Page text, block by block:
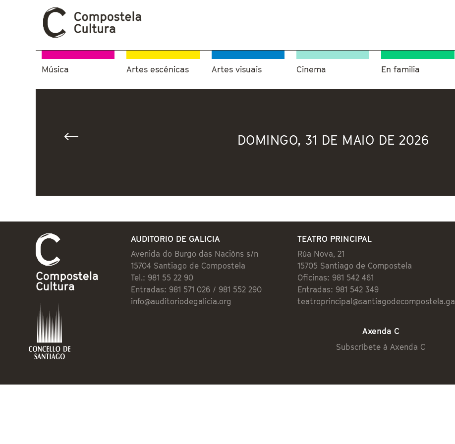
Música Artes escénicas Artes visuais Cinema En familia
DOMINGO, 31 DE MAIO DE 2026
AUDITORIO DE GALICIA
Avenida do Burgo das Nacións s/n
15704 Santiago de Compostela
Tel.: 981 55 22 90
Entradas: 981 571 026 / 981 552 290
info@auditoriodegalicia.org
TEATRO PRINCIPAL
Rúa Nova, 21
15705 Santiago de Compostela
Oficinas: 981 542 461
Entradas: 981 542 349
teatroprincipal@santiagodecompostela.gal
Axenda C
Subscríbete á Axenda C